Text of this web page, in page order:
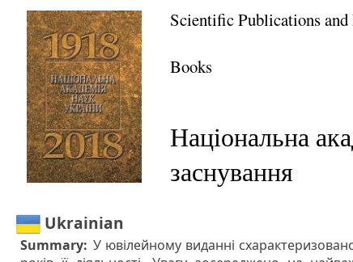
Scientific Publications
Books
Національна
заснування
Ukrainian
Summary: У ювілейному виданні